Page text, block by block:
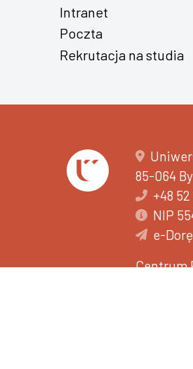
Intranet
Poczta
Rekrutacja na studia
85-064
+48 52
NIP
e-
Centrum